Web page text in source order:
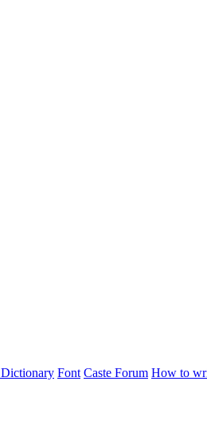
Dictionary Font Caste Forum How to